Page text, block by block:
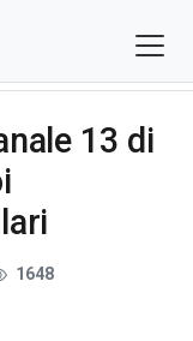
13 di
1648